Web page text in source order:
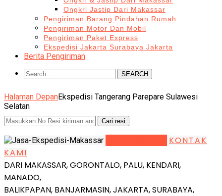
Ongkri Jastip Dari Makassar
Pengiriman Barang Pindahan Rumah
Pengiriman Motor Dan Mobil
Pengiriman Paket Express
Ekspedisi Jakarta Surabaya Jakarta
Berita Pengiriman
SEARCH
Halaman DepanEkspedisi Tangerang Parepare Sulawesi
Selatan
KONTAK
KAMI
DARI MAKASSAR, GORONTALO, PALU, KENDARI,
MANADO,
BALIKPAPAN, BANJARMASIN, JAKARTA, SURABAYA,